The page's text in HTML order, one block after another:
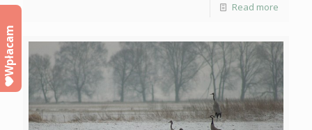
Read more
Wpłacam